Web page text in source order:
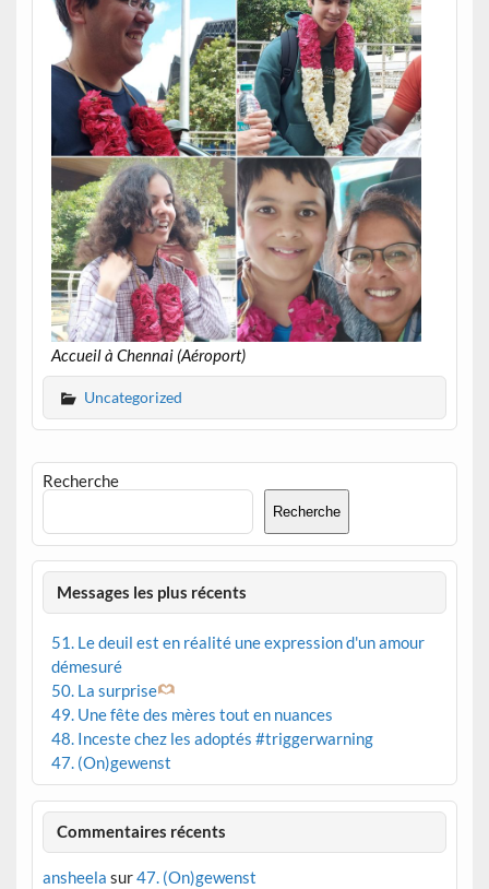
Accueil à Chennai (Aéroport)
Uncategorized
Recherche
Recherche
Messages les plus récents
51. Le deuil est en réalité une expression d'un amour
démesuré
50. La surprise
49. Une fête des mères tout en nuances
48. Inceste chez les adoptés #triggerwarning
47. (On)gewenst
Commentaires récents
ansheela sur47. (On)gewenst